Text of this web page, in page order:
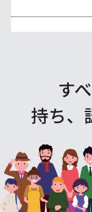
す
持ち、